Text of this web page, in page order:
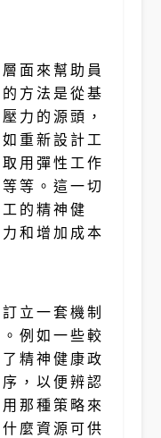
面來幫助員
方法是從基
力的源頭，
重新設計工
用彈性工作
等。這一切
的精神健
和增加成本
立一套機制
例如一些較
精神健康政
，以便辨認
那種策略來
麼資源可供